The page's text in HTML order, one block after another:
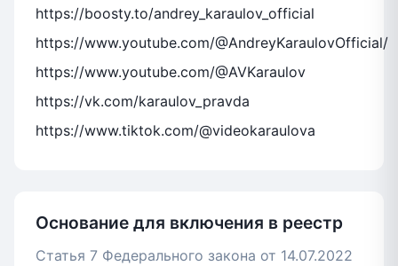
https://boosty.to/andrey_karaulov_official
https://www.youtube.com/@AndreyKaraulovOfficial/
https://www.youtube.com/@AVKaraulov
https://vk.com/karaulov_pravda
https://www.tiktok.com/@videokaraulova
Основание для включения в реестр
Статья 7 Федерального закона от 14.07.2022